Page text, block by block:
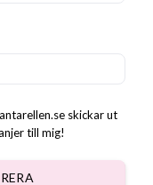
skickar ut
till mig!